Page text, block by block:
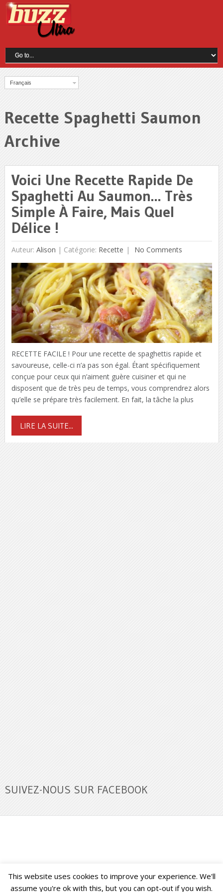
Français
Recette Spaghetti Saumon
Archive
Voici Une Recette Rapide De
Spaghetti Au Saumon… Très
Simple À Faire, Mais Quel
Délice !
Auteur: Alison | Catégorie: Recette No Comments
RECETTE FACILE ! Pour une recette de spaghettis rapide et
savoureuse, celle-ci n’a pas son égal. Étant spécifiquement
conçue pour ceux qui n’aiment guère cuisiner et qui ne
disposent que de très peu de temps, vous comprendrez alors
qu’elle se prépare très facilement. En fait, la tâche la plus
LIRE LA SUITE...
SUIVEZ-NOUS SUR FACEBOOK
Buzz Ultra Copyright © 2026. Back to Top ↑
This website uses cookies to improve your experience. We'll
assume you're ok with this, but you can opt-out if you wish.